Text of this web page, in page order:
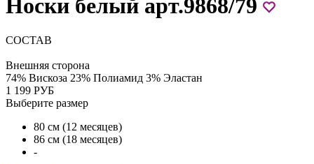
Носки белый арт.9868/79
СОСТАВ
Внешняя сторона
74% Вискоза 23% Полиамид 3% Эластан
1 199 РУБ
Выберите размер
80 см (12 месяцев)
86 см (18 месяцев)
-